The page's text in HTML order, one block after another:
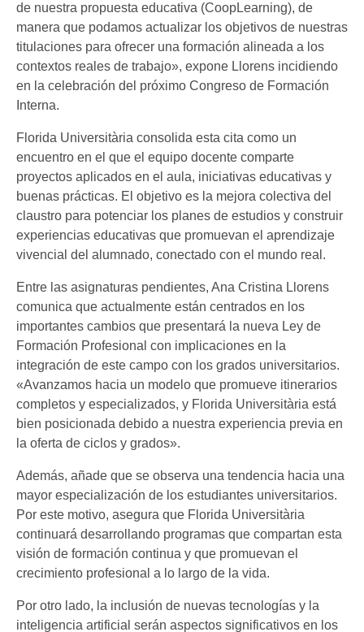
de nuestra propuesta educativa (CoopLearning), de
manera que podamos actualizar los objetivos de nuestras
titulaciones para ofrecer una formación alineada a los
contextos reales de trabajo», expone Llorens incidiendo
en la celebración del próximo Congreso de Formación
Interna.
Florida Universitària consolida esta cita como un
encuentro en el que el equipo docente comparte
proyectos aplicados en el aula, iniciativas educativas y
buenas prácticas. El objetivo es la mejora colectiva del
claustro para potenciar los planes de estudios y construir
experiencias educativas que promuevan el aprendizaje
vivencial del alumnado, conectado con el mundo real.
Entre las asignaturas pendientes, Ana Cristina Llorens
comunica que actualmente están centrados en los
importantes cambios que presentará la nueva Ley de
Formación Profesional con implicaciones en la
integración de este campo con los grados universitarios.
«Avanzamos hacia un modelo que promueve itinerarios
completos y especializados, y Florida Universitària está
bien posicionada debido a nuestra experiencia previa en
la oferta de ciclos y grados».
Además, añade que se observa una tendencia hacia una
mayor especialización de los estudiantes universitarios.
Por este motivo, asegura que Florida Universitària
continuará desarrollando programas que compartan esta
visión de formación continua y que promuevan el
crecimiento profesional a lo largo de la vida.
Por otro lado, la inclusión de nuevas tecnologías y la
inteligencia artificial serán aspectos significativos en los